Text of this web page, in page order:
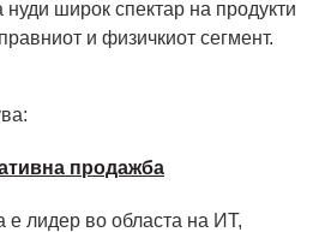
нуди широк спектар на продукти
и физичкиот сегмент.
продажба
е лидер во областа на ИТ,